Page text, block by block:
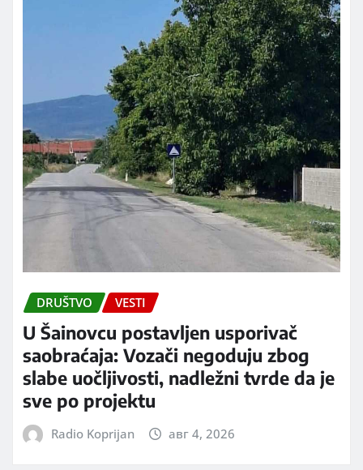
DRUŠTVO VESTI
U Šainovcu postavljen usporivač
saobraćaja: Vozači negoduju zbog
slabe uočljivosti, nadležni tvrde da je
sve po projektu
Radio Koprijan авг 4, 2026